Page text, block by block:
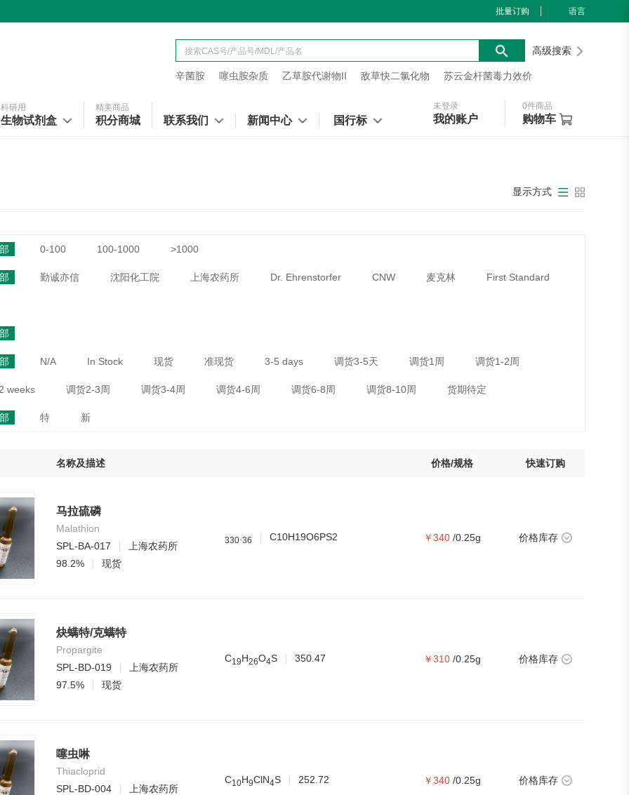
批量订购 语言
高级搜索
辛菌胺 噻虫胺杂质 乙草胺代谢物II 敌草快二氯化物 苏云金杆菌毒力效价
科研用
生物试剂盒
精美商品
积分商城 联系我们 新闻中心 国行标
未登录
我的账户
0件商品
购物车
显示方式
0-100 100-1000 >1000
勤诚亦信 沈阳化工院 上海农药所 Dr. Ehrenstorfer CNW 麦克林 First Standard
N/A In Stock 现货 准现货 3-5 days 调货3-5天 调货1周 调货1-2周
weeks 调货2-3周 调货3-4周 调货4-6周 调货6-8周 调货8-10周 货期待定
特 新
名称及描述 价格/规格 快速订购
马拉硫磷
Malathion
SPL-BA-017
上海农药所
98.2%
现货
330 36 C10H19O6PS2 ￥340 /0.25g 价格库存
炔螨特/克螨特
Propargite
SPL-BD-019
上海农药所
97.5%
现货
C1 9H26O4S 350.47 ￥310 /0.25g 价格库存
噻虫啉
Thiacloprid
SPL-BD-004
上海农药所
C1 0H9ClN4S 252.72 ￥340 /0.25g 价格库存